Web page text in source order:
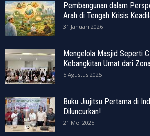
Pembangunan dalam
Arah di Tengah Krisis
31 Januari 2026
Mengelola Masjid Seperti
Kebangkitan Umat dari
5 Agustus 2025
Buku Jiujitsu Pertama di
Diluncurkan!
21 Mei 2025